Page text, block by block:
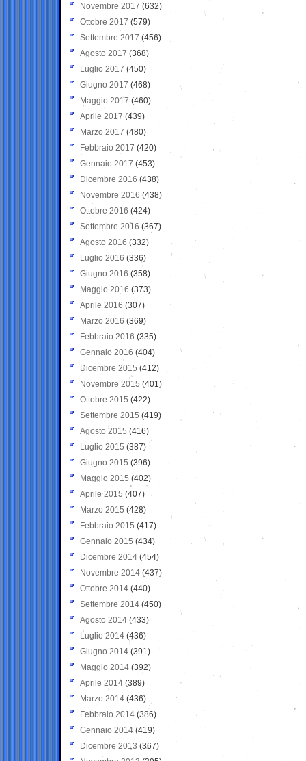
Novembre 2017 (632)
Ottobre 2017 (579)
Settembre 2017 (456)
Agosto 2017 (368)
Luglio 2017 (450)
Giugno 2017 (468)
Maggio 2017 (460)
Aprile 2017 (439)
Marzo 2017 (480)
Febbraio 2017 (420)
Gennaio 2017 (453)
Dicembre 2016 (438)
Novembre 2016 (438)
Ottobre 2016 (424)
Settembre 2016 (367)
Agosto 2016 (332)
Luglio 2016 (336)
Giugno 2016 (358)
Maggio 2016 (373)
Aprile 2016 (307)
Marzo 2016 (369)
Febbraio 2016 (335)
Gennaio 2016 (404)
Dicembre 2015 (412)
Novembre 2015 (401)
Ottobre 2015 (422)
Settembre 2015 (419)
Agosto 2015 (416)
Luglio 2015 (387)
Giugno 2015 (396)
Maggio 2015 (402)
Aprile 2015 (407)
Marzo 2015 (428)
Febbraio 2015 (417)
Gennaio 2015 (434)
Dicembre 2014 (454)
Novembre 2014 (437)
Ottobre 2014 (440)
Settembre 2014 (450)
Agosto 2014 (433)
Luglio 2014 (436)
Giugno 2014 (391)
Maggio 2014 (392)
Aprile 2014 (389)
Marzo 2014 (436)
Febbraio 2014 (386)
Gennaio 2014 (419)
Dicembre 2013 (367)